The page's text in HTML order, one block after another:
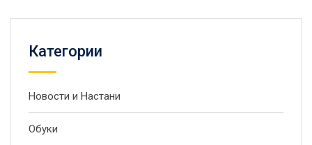
Категории
Новости и Настани
Обуки